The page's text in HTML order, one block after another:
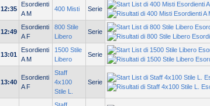
12:35
Esordienti
A M
400 Misti Serie
12:49
Esordienti
A F
800 Stile
Libero
Serie
13:01
Esordienti
A M
1500 Stile
Libero
Serie
13:40
Esordienti
A F
Staff
4x100
Stile L.
Serie